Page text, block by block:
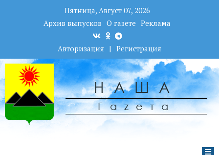
Пятница, Август 07, 2026
Архив выпусков О газете Реклама
Авторизация | Регистрация
НАША
Гаzета